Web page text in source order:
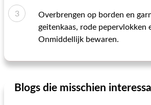
Overbrengen op borden en
geitenkaas, rode pepervlokken
Onmiddellijk bewaren.
Blogs die misschien